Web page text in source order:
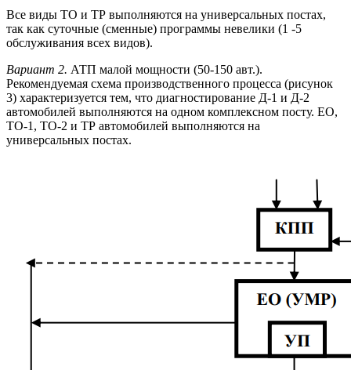
Все виды ТО и ТР выполняются на универсальных постах,
так как суточные (сменные) программы невелики (1 -5
обслуживания всех видов).
Вариант 2. АТП малой мощности (50-150 авт.).
Рекомендуемая схема производственного процесса (рисунок
3) характеризуется тем, что диагностирование Д-1 и Д-2
автомобилей выполняются на одном комплексном посту. ЕО,
ТО-1, ТО-2 и ТР автомобилей выполняются на
универсальных постах.